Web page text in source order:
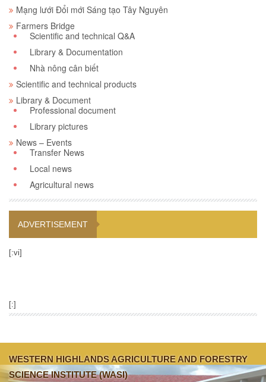
Mạng lưới Đổi mới Sáng tạo Tây Nguyên
Farmers Bridge
Scientific and technical Q&A
Library & Documentation
Nhà nông cân biết
Scientific and technical products
Library & Document
Professional document
Library pictures
News – Events
Transfer News
Local news
Agricultural news
ADVERTISEMENT
[:vi]
[:]
WESTERN HIGHLANDS AGRICULTURE AND FORESTRY
SCIENCE INSTITUTE (WASI)